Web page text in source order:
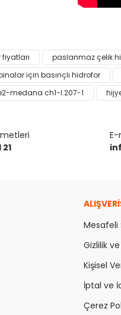
resim, ürün
için teşekkür ederiz.
bozuk veya görüntülenemiyor.
daha pahalı.
paslanmaz çelik
için basınçlı hidrofor
medana ch1-l.207-1
21
E-
Mesafeli
Gizlilik
Kişisel
İptal ve
Çerez